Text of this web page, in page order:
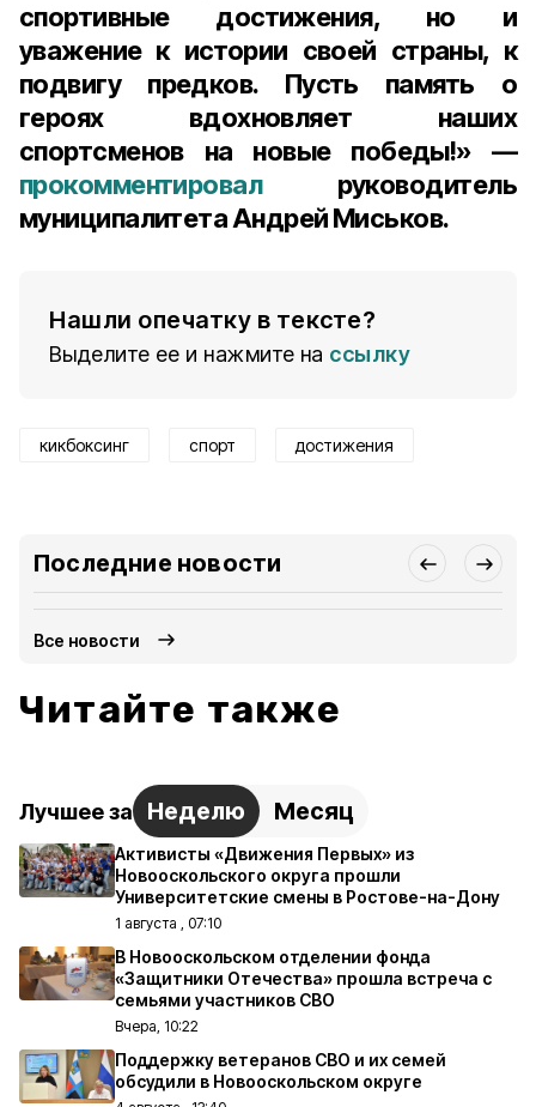
спортивные достижения, но и
уважение к истории своей страны, к
подвигу предков. Пусть память о
героях вдохновляет наших
спортсменов на новые победы!» —
прокомментировалруководитель
муниципалитета Андрей Миськов.
Нашли опечатку в тексте?
Выделите ее и нажмите на ссылку
кикбоксинг спорт достижения
Последние новости
Все новости
Читайте также
Лучшее за Неделю Месяц
Активисты «Движения Первых» из
Новооскольского округа прошли
Университетские смены в Ростове-на-Дону
1 августа , 07:10
В Новооскольском отделении фонда
«Защитники Отечества» прошла встреча с
семьями участников СВО
Вчера, 10:22
Поддержку ветеранов СВО и их семей
обсудили в Новооскольском округе